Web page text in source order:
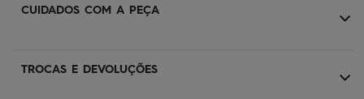
CUIDADOS COM A PEÇA
TROCAS E DEVOLUÇÕES